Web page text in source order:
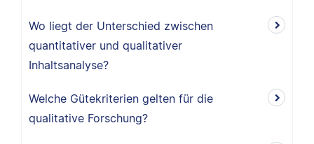
Wo liegt der Unterschied zwischen
quantitativer und qualitativer
Inhaltsanalyse?
Welche Gütekriterien gelten für die
qualitative Forschung?